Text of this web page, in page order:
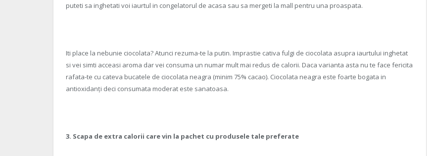
puteti sa inghetati voi iaurtul in congelatorul de acasa sau sa mergeti la mall pentru una proaspata.
Iti place la nebunie ciocolata? Atunci rezuma-te la putin. Imprastie cativa fulgi de ciocolata asupra iaurtului inghetat
si vei simti acceasi aroma dar vei consuma un numar mult mai redus de calorii. Daca varianta asta nu te face fericita
rafata-te cu cateva bucatele de ciocolata neagra (minim 75% cacao). Ciocolata neagra este foarte bogata in
antioxidanți deci consumata moderat este sanatoasa.
3. Scapa de extra calorii care vin la pachet cu produsele tale preferate